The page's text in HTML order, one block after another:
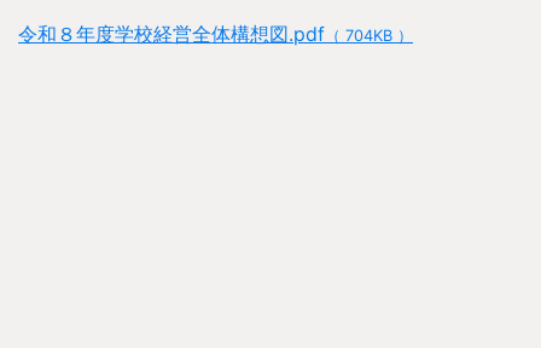
令和８年度学校経営全体構想図.pdf （ 704KB ）